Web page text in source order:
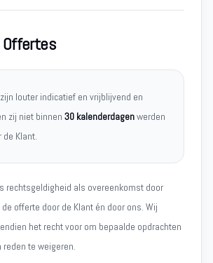
louter indicatief en vrijblijvend en
zij niet binnen 30 kalenderdagenwerden
de Klant.
rechtsgeldigheid als overeenkomst door
offerte door de Klant én door ons. Wij
het recht voor om bepaalde opdrachten
reden te weigeren.